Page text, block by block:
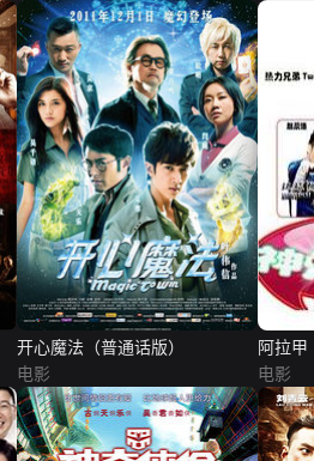
开心魔法（普通话版）
电影
阿拉甲
电影